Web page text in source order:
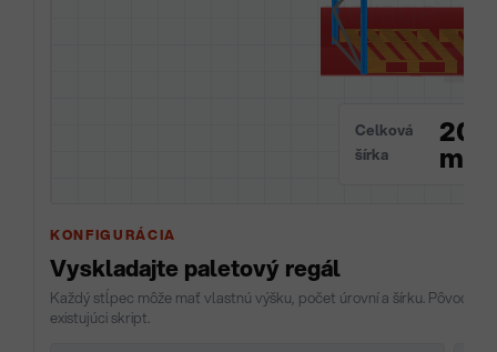
Celková
šírka
mm
KONFIGURÁCIA
Vyskladajte paletový regál
Každý stĺpec môže mať vlastnú výšku, počet úrovní a šírku. Pôvodný
existujúci skript.